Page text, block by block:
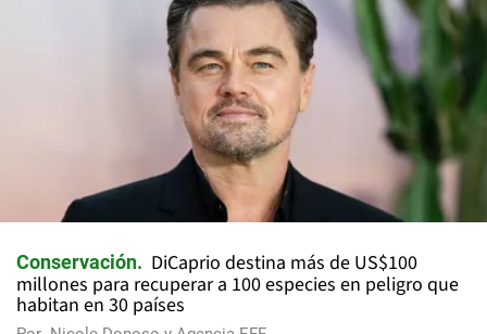
Conservación
DiCaprio destina más de US$100
millones para recuperar a 100 especies en peligro que
habitan en 30 países